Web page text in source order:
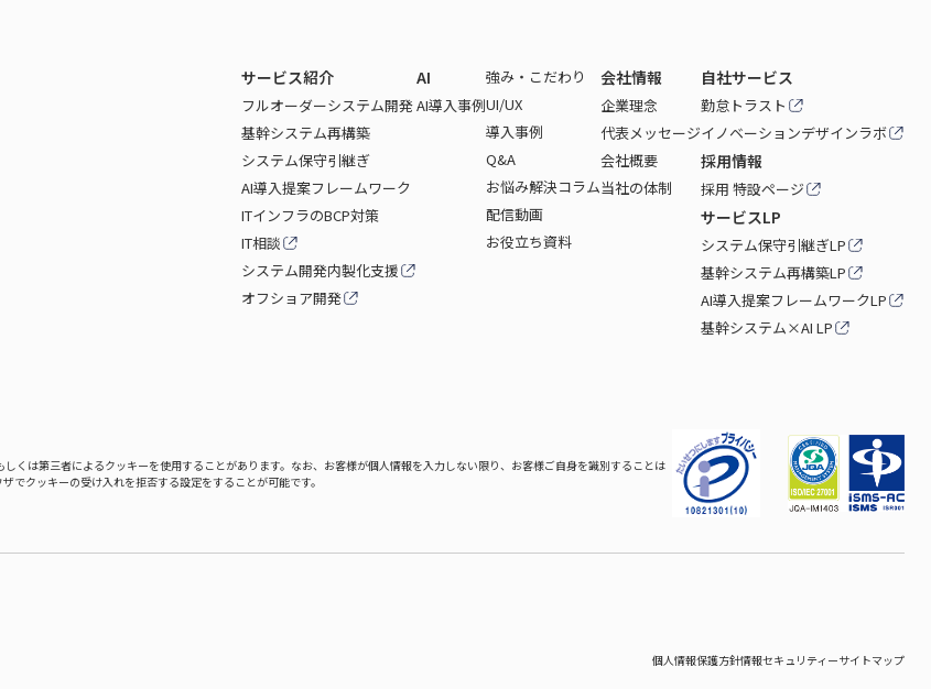
サービス紹介
フルオーダーシステム開発
基幹システム再構築
システム保守引継ぎ
AI導入提案フレームワーク
ITインフラのBCP対策
IT相談
システム開発内製化支援
オフショア開発
AI
AI導入事例
強み・こだわり
UI/UX
導入事例
Q&A
お悩み解決コラム
配信動画
お役立ち資料
会社情報
企業理念
代表メッセージ
会社概要
当社の体制
自社サービス
勤怠トラスト
イノベーションデザインラボ
採用情報
採用 特設ページ
サービスLP
システム保守引継ぎLP
基幹システム再構築LP
AI導入提案フレームワークLP
基幹システム×AI LP
くは第三者によるクッキーを使用することがあります。なお、お客様が個人情報を入力しない限り、お客様ご自身を識別することは
でクッキーの受け入れを拒否する設定をすることが可能です。
個人情報保護方針情報セキュリティーサイトマップ